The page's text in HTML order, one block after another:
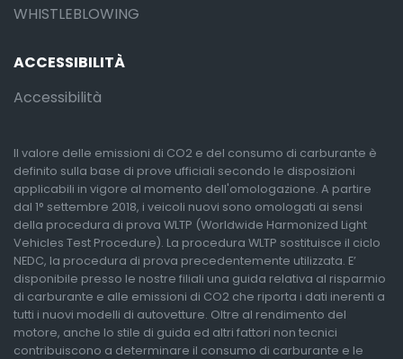
WHISTLEBLOWING
ACCESSIBILITÀ
Accessibilità
Il valore delle emissioni di CO2 e del consumo di carburante è
definito sulla base di prove ufficiali secondo le disposizioni
applicabili in vigore al momento dell'omologazione. A partire
dal 1° settembre 2018, i veicoli nuovi sono omologati ai sensi
della procedura di prova WLTP (Worldwide Harmonized Light
Vehicles Test Procedure). La procedura WLTP sostituisce il ciclo
NEDC, la procedura di prova precedentemente utilizzata. E’
disponibile presso le nostre filiali una guida relativa al risparmio
di carburante e alle emissioni di CO2 che riporta i dati inerenti a
tutti i nuovi modelli di autovetture. Oltre al rendimento del
motore, anche lo stile di guida ed altri fattori non tecnici
contribuiscono a determinare il consumo di carburante e le